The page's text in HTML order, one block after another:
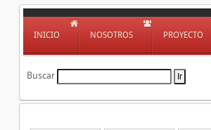
INICIO NOSOTROS PROYECTO
Buscar